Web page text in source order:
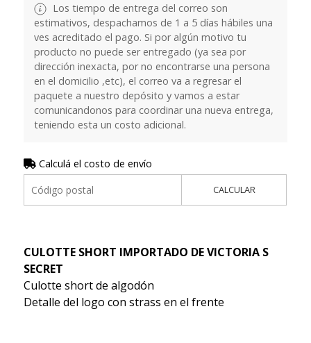
Los tiempo de entrega del correo son
estimativos, despachamos de 1 a 5 días hábiles una
ves acreditado el pago. Si por algún motivo tu
producto no puede ser entregado (ya sea por
dirección inexacta, por no encontrarse una persona
en el domicilio ,etc), el correo va a regresar el
paquete a nuestro depósito y vamos a estar
comunicandonos para coordinar una nueva entrega,
teniendo esta un costo adicional.
Calculá el costo de envío
CALCULAR
CULOTTE SHORT IMPORTADO DE VICTORIA S
SECRET
Culotte short de algodón
Detalle del logo con strass en el frente